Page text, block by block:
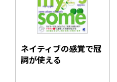
ネイティブの感覚で冠
詞が使える